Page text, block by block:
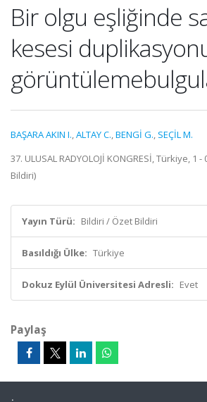
Bir olgu eşliğinde
kesesi
BAŞARA AKIN I.,ALTAY C.,BENGİ G., SEÇİL M.
37. ULUSAL RADYOLOJİ KONGRESİ, Türkiye, 1
Bildiri)
Yayın Türü: Bildiri / Özet Bildiri
Basıldığı Ülke: Türkiye
Dokuz Eylül Üniversitesi Adresli: Evet
Paylaş